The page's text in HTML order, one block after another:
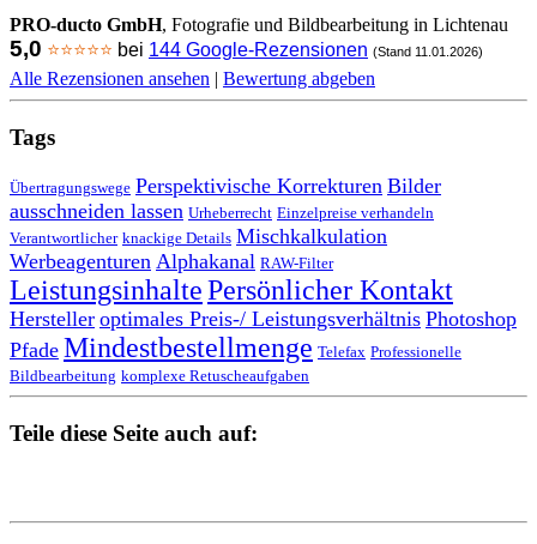
PRO-ducto GmbH, Fotografie und Bildbearbeitung in Lichtenau
5,0 ⭐⭐⭐⭐⭐ bei 144 Google-Rezensionen (Stand 11.01.2026)
Alle Rezensionen ansehen | Bewertung abgeben
Tags
Übertragungswege Perspektivische Korrekturen Bilder
ausschneiden lassen Urheberrecht Einzelpreise verhandeln
Verantwortlicher knackige Details Mischkalkulation
Werbeagenturen Alphakanal RAW-Filter
LeistungsinhaltePersönlicher Kontakt
Hersteller optimales Preis-/ Leistungsverhältnis Photoshop
Pfade Mindestbestellmenge Telefax Professionelle
Bildbearbeitung komplexe Retuscheaufgaben
Teile diese Seite auch auf: